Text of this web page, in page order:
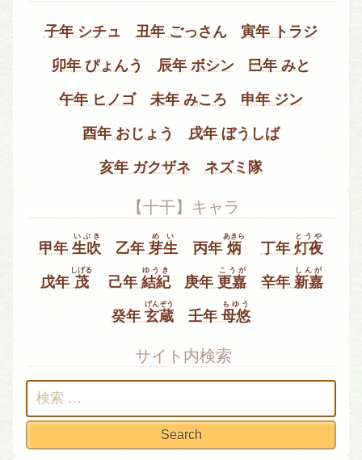
子年 シチュ 丑年 ごっさん 寅年 トラジ
卯年 ぴょんう 辰年 ボシン 巳年 みと
午年 ヒノゴ 未年 みころ 申年 ジン
酉年 おじょう 戌年 ぼうしば
亥年 ガクザネ ネズミ隊
【十干】キャラ
甲年生吹
いぶき
乙年 芽生
めい
丙年 炳
あきら
丁年 灯夜
とうや
戊年 茂
しげる
己年 結紀
ゆうき
庚年 更嘉
こうが
辛年 新嘉
しんが
癸年玄蔵
げんぞう
壬年 母悠
もゆう
サイト内検索
索: